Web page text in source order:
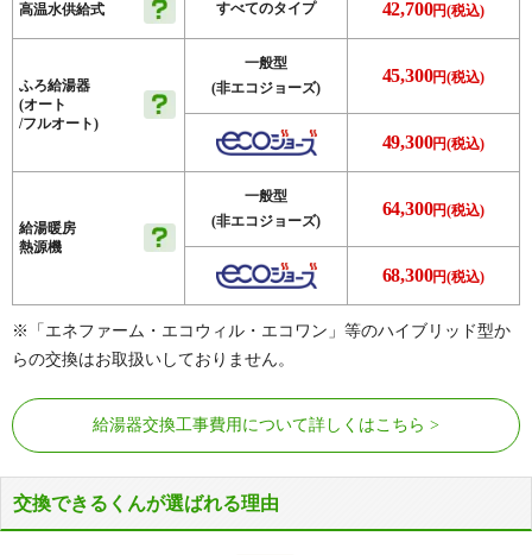
高温水供給式 すべてのタイプ 42,700円(税込)
ふろ給湯器
(オート
/フルオート)
一般型
(非エコジョーズ)
45,300円(税込)
49,300円(税込)
給湯暖房
熱源機
一般型
(非エコジョーズ)
64,300円(税込)
68,300円(税込)
※「エネファーム・エコウィル・エコワン」等のハイブリッド型か
らの交換はお取扱いしておりません。
給湯器交換工事費用について詳しくはこちら
交換できるくんが選ばれる理由